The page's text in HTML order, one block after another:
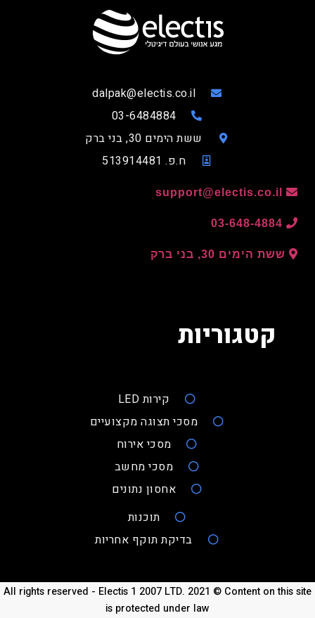
dalpak@electis.co.il
03-6484884
ששת הימים 30, בני ברק
ח.פ. 513914481
support@electis.co.il
03-648-4884
ששת הימים 30, בני ברק
קטגוריות
קירות LED
מסכי תצוגה מקצועיים
מסכי אירוח
מסכי מחשב
אחסון נתונים
תוכנות
בדיקת תוקף אחריות
All rights reserved - Electis 1 2007 LTD. 2021 © Content on this site
is protected under law